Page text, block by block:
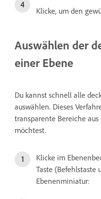
Klicke, um den
Auswählen der
einer Ebene
Du kannst schnell alle
auswählen. Dieses
transparente Bereiche
möchtest.
Klicke im
Taste (Befehlstaste
Ebenenminiatur: